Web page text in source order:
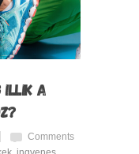
ILLIK A
Comments